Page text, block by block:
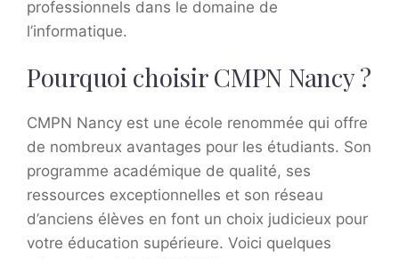
professionnels dans le domaine de
l’informatique.
Pourquoi choisir CMPN Nancy ?
CMPN Nancy est une école renommée qui offre
de nombreux avantages pour les étudiants. Son
programme académique de qualité, ses
ressources exceptionnelles et son réseau
d’anciens élèves en font un choix judicieux pour
votre éducation supérieure. Voici quelques